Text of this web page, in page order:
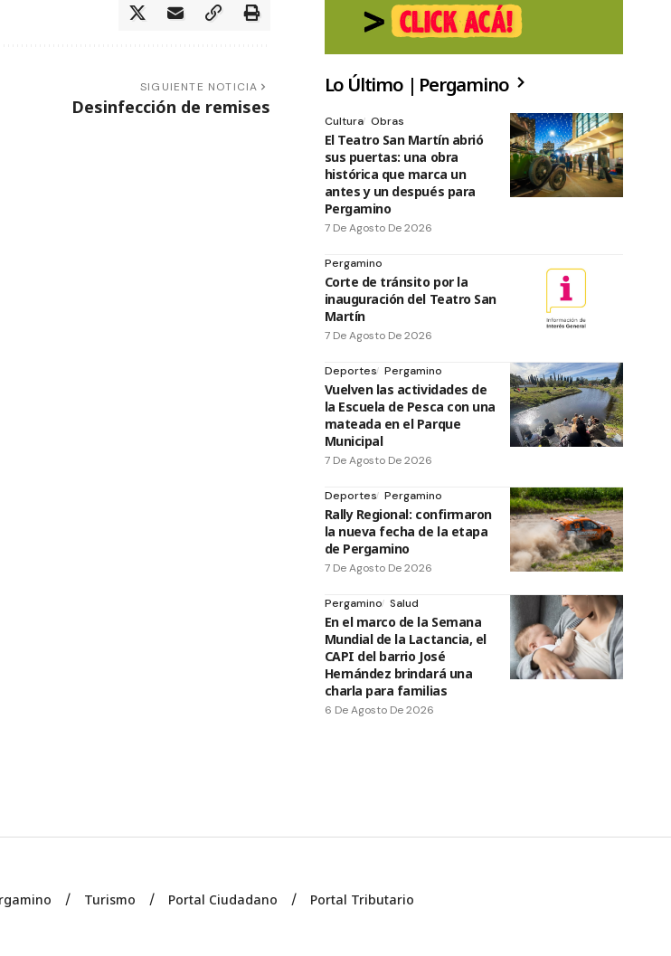
SIGUIENTE NOTICIA
Desinfección de remises
Lo Último | Pergamino
Cultura Obras
El Teatro San Martín abrió
sus puertas: una obra
histórica que marca un
antes y un después para
Pergamino
7 De Agosto De 2026
Pergamino
Corte de tránsito por la
inauguración del Teatro San
Martín
7 De Agosto De 2026
Deportes Pergamino
Vuelven las actividades de
la Escuela de Pesca con una
mateada en el Parque
Municipal
7 De Agosto De 2026
Deportes Pergamino
Rally Regional: confirmaron
la nueva fecha de la etapa
de Pergamino
7 De Agosto De 2026
Pergamino Salud
En el marco de la Semana
Mundial de la Lactancia, el
CAPI del barrio José
Hernández brindará una
charla para familias
6 De Agosto De 2026
Turismo Portal Ciudadano Portal Tributario